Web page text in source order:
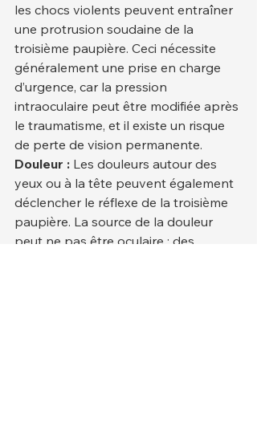
les chocs violents peuvent entraîner
une protrusion soudaine de la
troisième paupière. Ceci nécessite
généralement une prise en charge
d’urgence, car la pression
intraoculaire peut être modifiée après
le traumatisme, et il existe un risque
de perte de vision permanente.
Douleur : Les douleurs autour des
yeux ou à la tête peuvent également
déclencher le réflexe de la troisième
paupière. La source de la douleur
peut ne pas être oculaire ; des